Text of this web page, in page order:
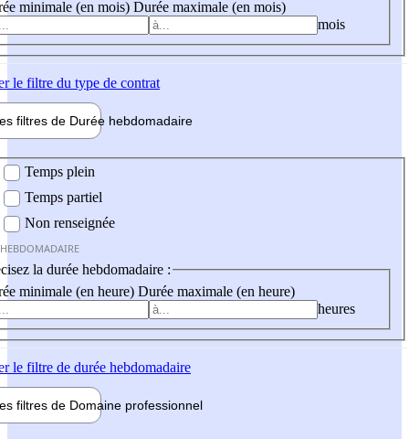
minimale (en mois) Durée maximale (en mois)
mois
le filtre du type de contrat
filtres de Durée hebdomadaire
Temps plein
Temps partiel
Non renseignée
la durée hebdomadaire :
minimale (en heure) Durée maximale (en heure)
heures
le filtre de durée hebdomadaire
filtres de Domaine professionnel